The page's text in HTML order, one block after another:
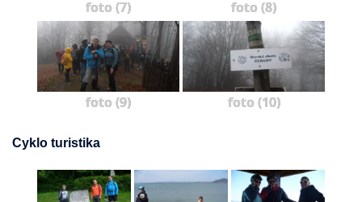
foto (7) foto (8)
foto (9) foto (10)
Cyklo turistika